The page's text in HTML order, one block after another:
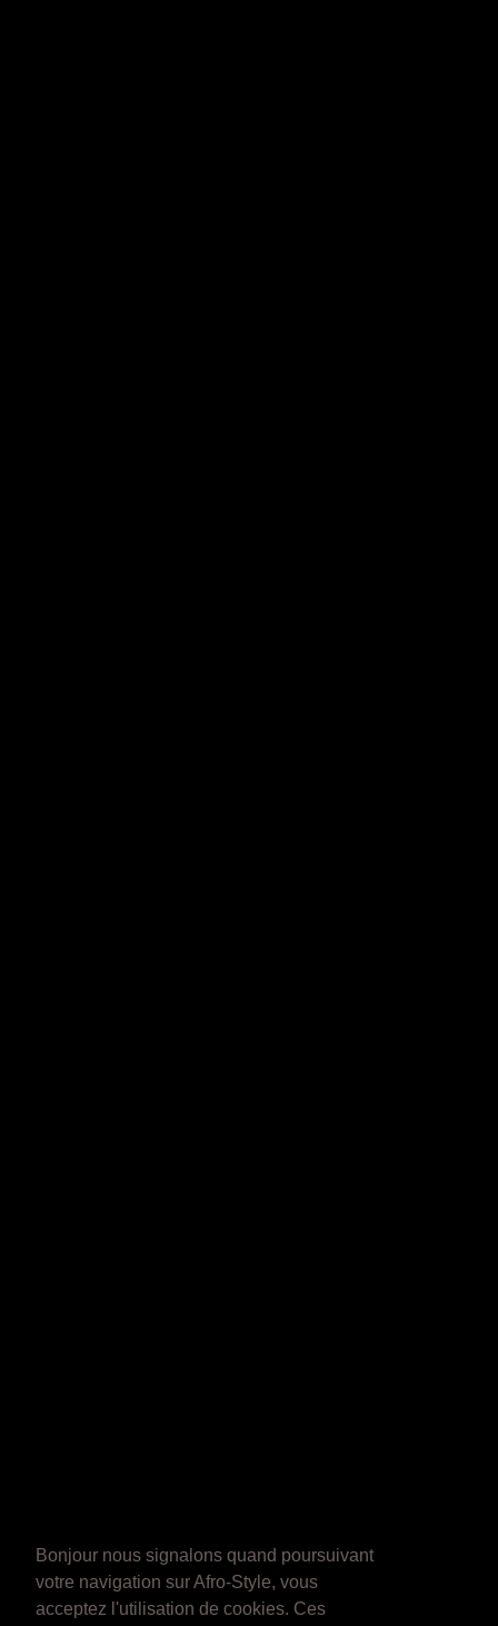
Bonjour nous signalons quand poursuivant
votre navigation sur Afro-Style, vous
acceptez l'utilisation de cookies. Ces